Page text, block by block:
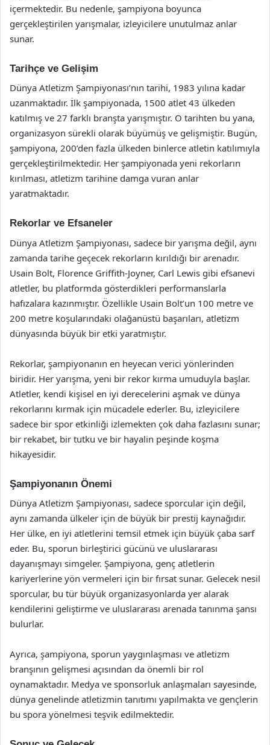
içermektedir. Bu nedenle, şampiyona boyunca
gerçekleştirilen yarışmalar, izleyicilere unutulmaz anlar
sunar.
Tarihçe ve Gelişim
Dünya Atletizm Şampiyonası’nın tarihi, 1983 yılına kadar
uzanmaktadır. İlk şampiyonada, 1500 atlet 43 ülkeden
katılmış ve 27 farklı branşta yarışmıştır. O tarihten bu yana,
organizasyon sürekli olarak büyümüş ve gelişmiştir. Bugün,
şampiyona, 200’den fazla ülkeden binlerce atletin katılımıyla
gerçekleştirilmektedir. Her şampiyonada yeni rekorların
kırılması, atletizm tarihine damga vuran anlar
yaratmaktadır.
Rekorlar ve Efsaneler
Dünya Atletizm Şampiyonası, sadece bir yarışma değil, aynı
zamanda tarihe geçecek rekorların kırıldığı bir arenadır.
Usain Bolt, Florence Griffith-Joyner, Carl Lewis gibi efsanevi
atletler, bu platformda gösterdikleri performanslarla
hafızalara kazınmıştır. Özellikle Usain Bolt’un 100 metre ve
200 metre koşularındaki olağanüstü başarıları, atletizm
dünyasında büyük bir etki yaratmıştır.
Rekorlar, şampiyonanın en heyecan verici yönlerinden
biridir. Her yarışma, yeni bir rekor kırma umuduyla başlar.
Atletler, kendi kişisel en iyi derecelerini aşmak ve dünya
rekorlarını kırmak için mücadele ederler. Bu, izleyicilere
sadece bir spor etkinliği izlemekten çok daha fazlasını sunar;
bir rekabet, bir tutku ve bir hayalin peşinde koşma
hikayesidir.
Şampiyonanın Önemi
Dünya Atletizm Şampiyonası, sadece sporcular için değil,
aynı zamanda ülkeler için de büyük bir prestij kaynağıdır.
Her ülke, en iyi atletlerini temsil etmek için büyük çaba sarf
eder. Bu, sporun birleştirici gücünü ve uluslararası
dayanışmayı simgeler. Şampiyona, genç atletlerin
kariyerlerine yön vermeleri için bir fırsat sunar. Gelecek nesil
sporcular, bu tür büyük organizasyonlarda yer alarak
kendilerini geliştirme ve uluslararası arenada tanınma şansı
bulurlar.
Ayrıca, şampiyona, sporun yaygınlaşması ve atletizm
branşının gelişmesi açısından da önemli bir rol
oynamaktadır. Medya ve sponsorluk anlaşmaları sayesinde,
dünya genelinde atletizmin tanıtımı yapılmakta ve gençlerin
bu spora yönelmesi teşvik edilmektedir.